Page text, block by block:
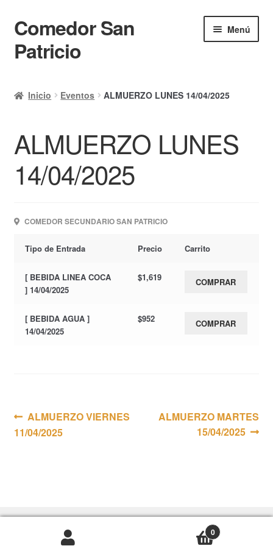
Ir
a
la
Ir
al
contenido
Comedor San
Patricio
Menú
Calendario
Mi cuenta
Ayuda Rapida
Finalizar compra
Inicio Eventos ALMUERZO LUNES 14/04/2025
ALMUERZO LUNES
14/04/2025
COMEDOR SECUNDARIO SAN PATRICIO
Tipo de Entrada Precio Carrito
[ BEBIDA LINEA COCA
] 14/04/2025
$1,619 COMPRAR
[ BEBIDA AGUA ]
14/04/2025
$952 COMPRAR
Navegación
de
Anterior:
ALMUERZO VIERNES
11/04/2025
Siguiente:
ALMUERZO MARTES
15/04/2025
0